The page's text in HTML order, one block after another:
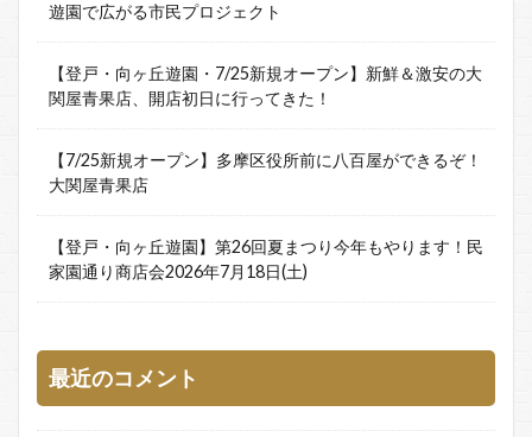
遊園で広がる市民プロジェクト
【登戸・向ヶ丘遊園・7/25新規オープン】新鮮＆激安の大
関屋青果店、開店初日に行ってきた！
【7/25新規オープン】多摩区役所前に八百屋ができるぞ！
大関屋青果店
【登戸・向ヶ丘遊園】第26回夏まつり今年もやります！民
家園通り商店会2026年7月18日(土)
最近のコメント